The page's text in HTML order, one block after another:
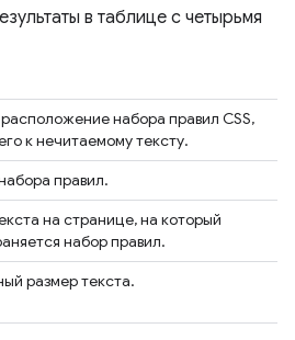
в таблице с четырьмя
набора правил CSS,
к нечитаемому тексту.
правил.
на странице, на который
набор правил.
размер текста.